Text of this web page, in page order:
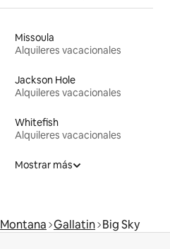
Missoula
Alquileres vacacionales
Jackson Hole
Alquileres vacacionales
Whitefish
Alquileres vacacionales
Mostrar más
Montana Gallatin Big Sky